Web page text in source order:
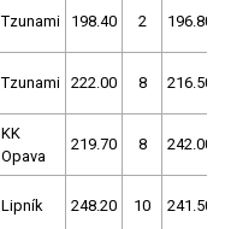
Tzunami 198.40 2 196.80
Tzunami 222.00 8 216.50
KK
Opava
219.70 8 242.00
Lipník 248.20 10 241.50